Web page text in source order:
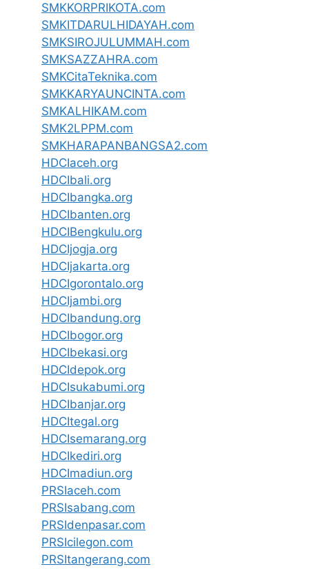
SMKKORPRIKOTA.com
SMKITDARULHIDAYAH.com
SMKSIROJULUMMAH.com
SMKSAZZAHRA.com
SMKCitaTeknika.com
SMKKARYAUNCINTA.com
SMKALHIKAM.com
SMK2LPPM.com
SMKHARAPANBANGSA2.com
HDCIaceh.org
HDCIbali.org
HDCIbangka.org
HDCIbanten.org
HDCIBengkulu.org
HDCIjogja.org
HDCIjakarta.org
HDCIgorontalo.org
HDCIjambi.org
HDCIbandung.org
HDCIbogor.org
HDCIbekasi.org
HDCIdepok.org
HDCIsukabumi.org
HDCIbanjar.org
HDCItegal.org
HDCIsemarang.org
HDCIkediri.org
HDCImadiun.org
PRSIaceh.com
PRSIsabang.com
PRSIdenpasar.com
PRSIcilegon.com
PRSItangerang.com